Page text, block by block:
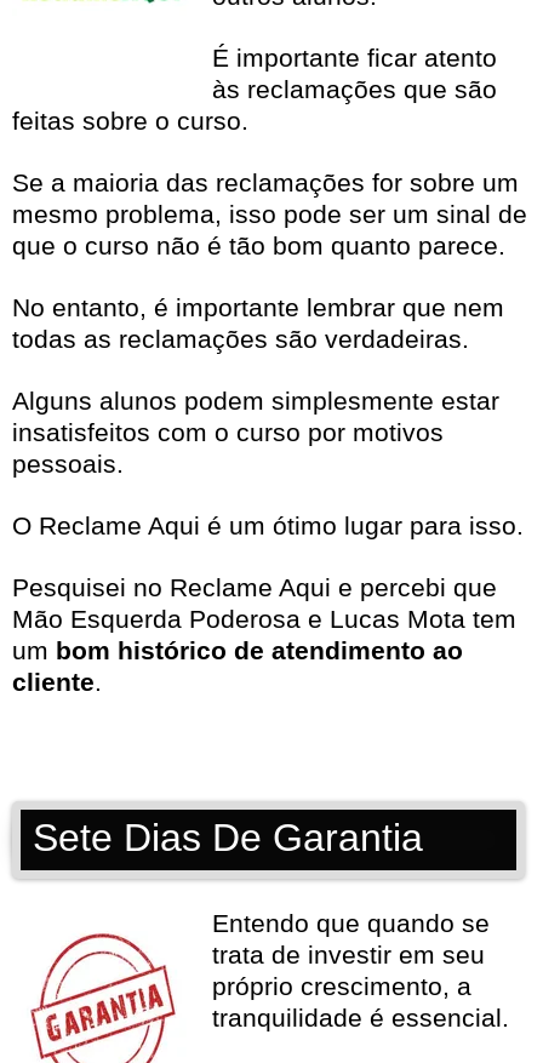
É importante ficar atento
às reclamações que são
feitas sobre o curso.
Se a maioria das reclamações for sobre um
mesmo problema, isso pode ser um sinal de
que o curso não é tão bom quanto parece.
No entanto, é importante lembrar que nem
todas as reclamações são verdadeiras.
Alguns alunos podem simplesmente estar
insatisfeitos com o curso por motivos
pessoais.
O Reclame Aqui é um ótimo lugar para isso.
Pesquisei no Reclame Aqui e percebi que
Mão Esquerda Poderosa e Lucas Mota tem
um bom histórico de atendimento ao
cliente.
Sete Dias De Garantia
Entendo que quando se
trata de investir em seu
próprio crescimento, a
tranquilidade é essencial.